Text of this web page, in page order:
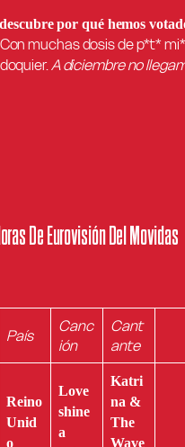
por qué hemos
Con muchas dosis de p*t*
A diciembre no
De Eurovisión Del Movidas
País
Canc
ión
Cant
ante
Reino
Unid
o
Love
shine
a
Katri
na &
The
Wave